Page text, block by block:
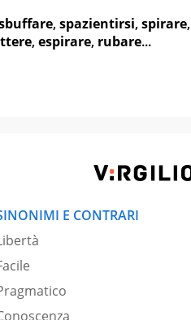
,spazientirsi,spirare,
,espirare, rubare...
E CONTRARI